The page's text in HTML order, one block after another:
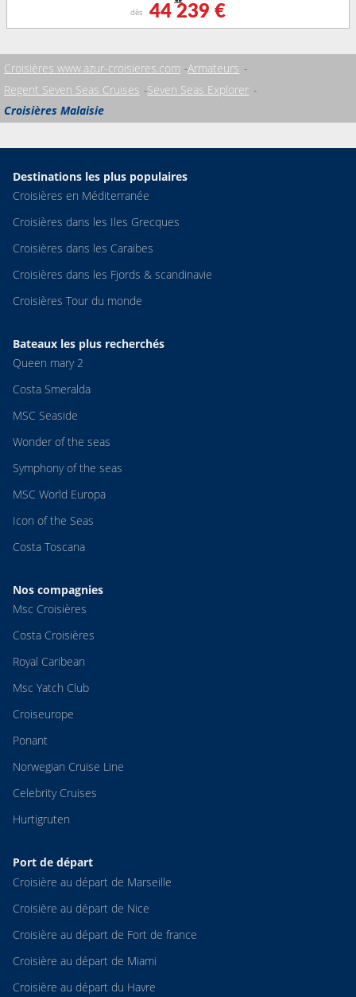
dès 44 239 €
Croisières www.azur-croisieres.com Armateurs
Regent Seven Seas Cruises Seven Seas Explorer
Croisières Malaisie
Destinations les plus populaires
Croisières en Méditerranée
Croisières dans les Iles Grecques
Croisières dans les Caraibes
Croisières dans les Fjords & scandinavie
Croisières Tour du monde
Bateaux les plus recherchés
Queen mary 2
Costa Smeralda
MSC Seaside
Wonder of the seas
Symphony of the seas
MSC World Europa
Icon of the Seas
Costa Toscana
Nos compagnies
Msc Croisières
Costa Croisières
Royal Caribean
Msc Yatch Club
Croiseurope
Ponant
Norwegian Cruise Line
Celebrity Cruises
Hurtigruten
Port de départ
Croisière au départ de Marseille
Croisière au départ de Nice
Croisière au départ de Fort de france
Croisière au départ de Miami
Croisière au départ du Havre